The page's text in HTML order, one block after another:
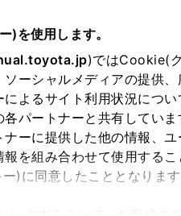
)を使用します。
)ではCookie(
ーシャルメディアの提供
よるサイト利用状況につ
パートナーと共有してい
ーに提供した他の情報、
を組み合わせて使用する
)に同意したこととなります
購入お気に入り 保存した見積り